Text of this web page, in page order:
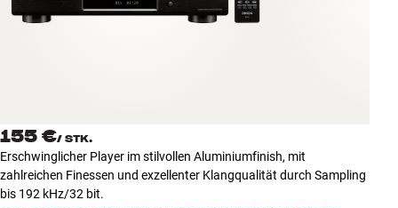
Zubehör
NEUHEITEN
ANGEBOTE
155 €/ STK.
Erschwinglicher Player im stilvollen Aluminiumfinish, mit
zahlreichen Finessen und exzellenter Klangqualität durch Sampling
bis 192 kHz/32 bit.